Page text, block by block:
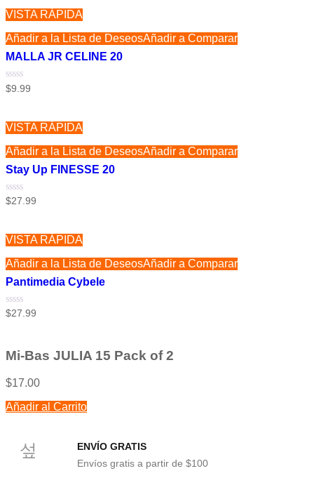
VISTA RÁPIDA
Añadir a la Lista de DeseosAñadir a Comparar
MALLA JR CELINE 20
Valorado
5
$9.99
VISTA RÁPIDA
Añadir a la Lista de DeseosAñadir a Comparar
Stay Up FINESSE 20
Valorado
5
$27.99
VISTA RÁPIDA
Añadir a la Lista de DeseosAñadir a Comparar
Pantimedia Cybele
Valorado
5
$27.99
Mi-Bas JULIA 15 Pack of 2
$17.00
Añadir al Carrito
ENVÍO GRATIS
Envíos gratis a partir de $100